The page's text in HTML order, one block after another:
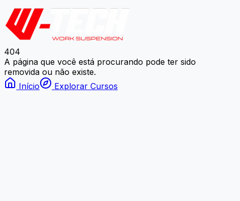
404
A página que você está procurando pode ter sido
removida ou não existe.
Início
Explorar Cursos